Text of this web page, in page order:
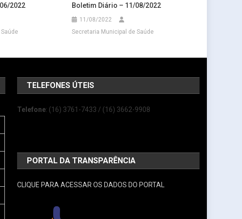
2022 Boletim Diário – 11/08/2022
11/08/2022
Secretaria Municipal de Saúde
TELEFONES ÚTEIS
Telefone: (16) 3761-7433 / (16) 3662-9908
PORTAL DA TRANSPARÊNCIA
CLIQUE PARA ACESSAR OS DADOS DO PORTAL